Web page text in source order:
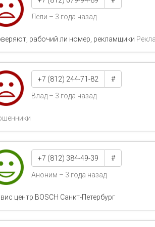
Лели – 3 года назад
рабочий ли номер, рекламщики
+7 (812) 244-71-82 #
Влад – 3 года назад
+7 (812) 384-49-39 #
Аноним – 3 года назад
центр BOSCH Санкт-Петербург